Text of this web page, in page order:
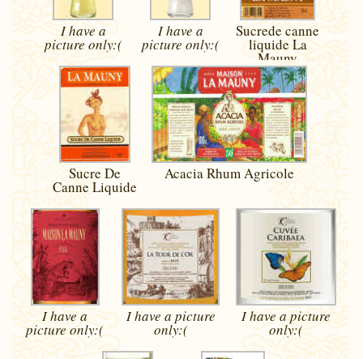
I have a
picture only:(
I have a
picture only:(
Sucrede canne
liquide La
Mauny
Sucre De
Canne Liquide
Acacia Rhum Agricole
I have a
picture only:(
I have a picture
only:(
I have a picture
only:(